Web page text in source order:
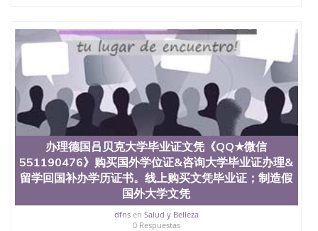
证明QQ微信551190476国外硕士文凭办理QQ微信
551190476 网上买文凭可靠吗QQ微信551190476买国
外文凭质量QQ微信551190476国外本科毕业证怎么办
理QQ微信551190476国外大学文凭真制作QQ微信
551190476办国外文凭可找工作QQ微信551190476国
外大学有毕业证QQ微信551190476办理国外毕业证价
格QQ微信551190476国外编号查询QQ微信551190476
办理国外文凭要交定金吗QQ微信551190476办国外可
查文凭QQ微信551190476网上购买真文凭可信吗QQ
微信551190476学士学位证书查询机构QQ微信
551190476 国外资格证书办理QQ微信551190476如何
办理学历认证QQ微信551190476海外文凭认证办理
QQ微信551190476 圣何塞州立大学（San Jose State
University, 又译为“圣荷西州立大学”）成立于1857
年，简称SJSU，是加州历史悠久的大学之一，也是美
办理德国吕贝克大学毕业证文凭《QQ★微信
551190476》购买国外学位证&咨询大学毕业证办理&
留学回国补办学历证书。线上购买文凭毕业证；制造假
国外大学文凭
dfnsen Salud y Belleza
0 Respuestas